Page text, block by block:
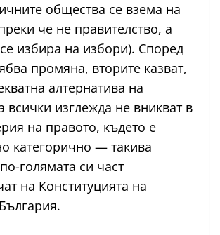
общества се взема на
че не правителство, а
избира на избори). Според
промяна, вторите казват,
алтернатива на
всички изглежда не вникват в
на правото, където е
категорично — такива
голямата си част
на Конституцията на